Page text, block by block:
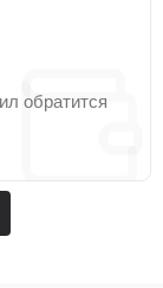
обратится